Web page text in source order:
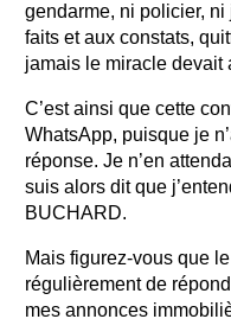
gendarme, ni policier, ni
faits et aux constats,
jamais le miracle devait
C’est ainsi que cette
WhatsApp, puisque je
réponse. Je n’en
suis alors dit que
BUCHARD.
Mais figurez-vous que
régulièrement de
mes annonces